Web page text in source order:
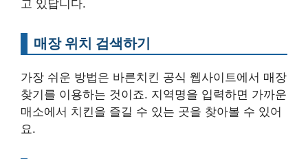
고 있답니다.
매장 위치 검색하기
가장 쉬운 방법은 바른치킨 공식 웹사이트에서 매장
찾기를 이용하는 것이죠. 지역명을 입력하면 가까운
매소에서 치킨을 즐길 수 있는 곳을 찾아볼 수 있어
요.